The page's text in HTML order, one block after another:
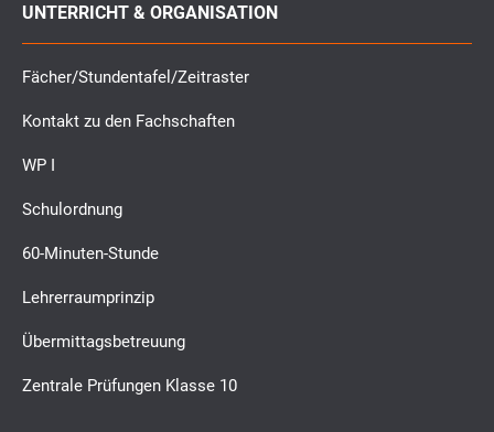
UNTERRICHT & ORGANISATION
Fächer/Stundentafel/Zeitraster
Kontakt zu den Fachschaften
WP I
Schulordnung
60-Minuten-Stunde
Lehrerraumprinzip
Übermittagsbetreuung
Zentrale Prüfungen Klasse 10